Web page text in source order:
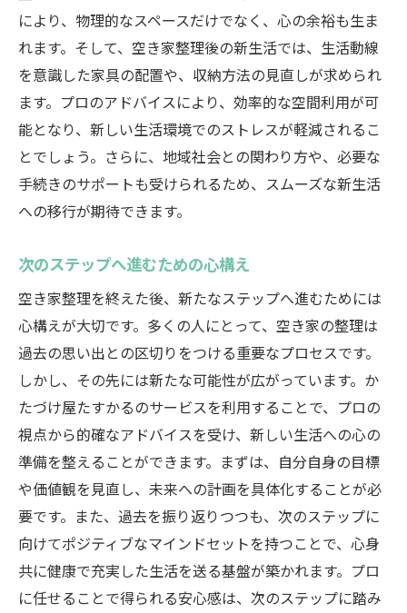
により、物理的なスペースだけでなく、心の余裕も生ま
れます。そして、空き家整理後の新生活では、生活動線
を意識した家具の配置や、収納方法の見直しが求められ
ます。プロのアドバイスにより、効率的な空間利用が可
能となり、新しい生活環境でのストレスが軽減されるこ
とでしょう。さらに、地域社会との関わり方や、必要な
手続きのサポートも受けられるため、スムーズな新生活
への移行が期待できます。
次のステップへ進むための心構え
空き家整理を終えた後、新たなステップへ進むためには
心構えが大切です。多くの人にとって、空き家の整理は
過去の思い出との区切りをつける重要なプロセスです。
しかし、その先には新たな可能性が広がっています。か
たづけ屋たすかるのサービスを利用することで、プロの
視点から的確なアドバイスを受け、新しい生活への心の
準備を整えることができます。まずは、自分自身の目標
や価値観を見直し、未来への計画を具体化することが必
要です。また、過去を振り返りつつも、次のステップに
向けてポジティブなマインドセットを持つことで、心身
共に健康で充実した生活を送る基盤が築かれます。プロ
に任せることで得られる安心感は、次のステップに踏み